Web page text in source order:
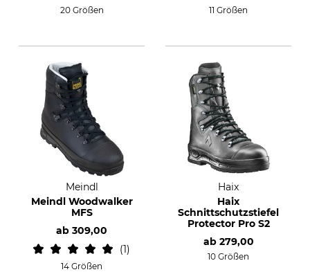
20 Größen 11 Größen
Meindl
Meindl Woodwalker
MFS
ab 309,00
1
14 Größen
Haix
Haix
Schnittschutzstiefel
Protector Pro S2
ab 279,00
10 Größen